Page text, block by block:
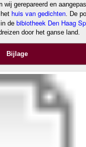
wij gerepareerd en
huis van gedichten. De
de bibiotheek Den Haag
door het ganse land.
Bijlage